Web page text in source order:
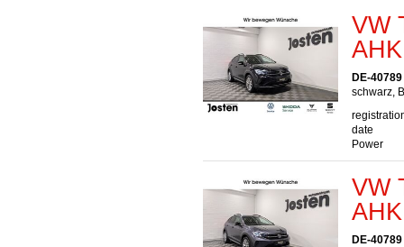
VW
DE-
schwarz,
date
Power
VW
DE-